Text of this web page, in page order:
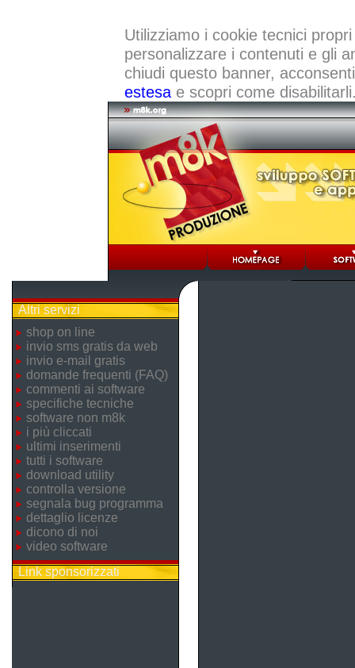
Utilizziamo i cookie tecnici
personalizzare i contenuti e gli
chiudi questo banner,
estesa e scopri come
Altri servizi
shop on line
invio sms gratis da web
invio e-mail gratis
domande frequenti (FAQ)
commenti ai software
specifiche tecniche
software non m8k
i più cliccati
ultimi inserimenti
tutti i software
download utility
controlla versione
segnala bug programma
dettaglio licenze
dicono di noi
video software
Link sponsorizzati